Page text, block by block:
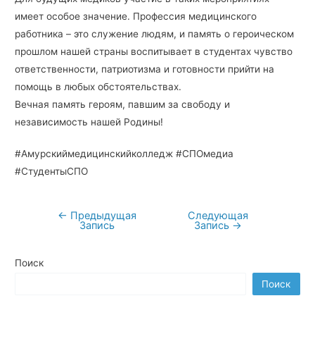
имеет особое значение. Профессия медицинского
работника – это служение людям, и память о героическом
прошлом нашей страны воспитывает в студентах чувство
ответственности, патриотизма и готовности прийти на
помощь в любых обстоятельствах.
Вечная память героям, павшим за свободу и
независимость нашей Родины!
#Амурскиймедицинскийколледж #СПОмедиа
#СтудентыСПО
Навигация
← Предыдущая
Запись
Следующая
Запись →
Поиск
Поиск